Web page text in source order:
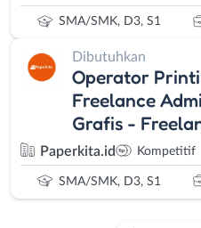
SMA/SMK, D3, S1
Dibutuhkan
Operator
Freelance
Grafis -
Paperkita.id Kompetitif
SMA/SMK, D3, S1